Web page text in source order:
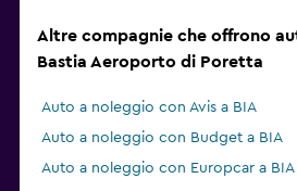
Altre compagnie che offrono
Bastia Aeroporto di Poretta
Auto a noleggio con Avis a BIA
Auto a noleggio con Budget a BIA
Auto a noleggio con Europcar a BIA